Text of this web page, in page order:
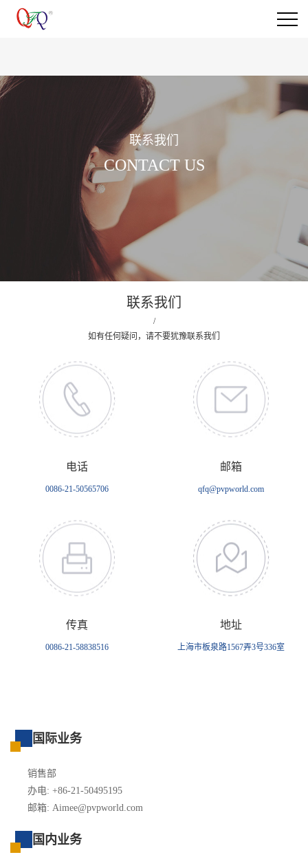
联系我们
CONTACT US
联系我们
/
如有任何疑问，请不要犹豫联系我们
电话
0086-21-50565706
邮箱
qfq@pvpworld.com
传真
0086-21-58838516
地址
上海市板泉路1567弄3号336室
国际业务
销售部
办电: +86-21-50495195
邮箱: Aimee@pvpworld.com
国内业务